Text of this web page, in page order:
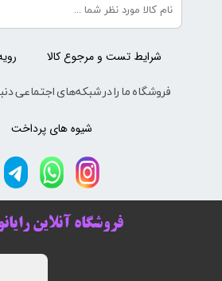
فروشگاه آنلاین رایانو
فروشگاه ما را در شبکه‌های اجتماعی
شیوه های پرداخت
شرایط تست و مرجوع کالا